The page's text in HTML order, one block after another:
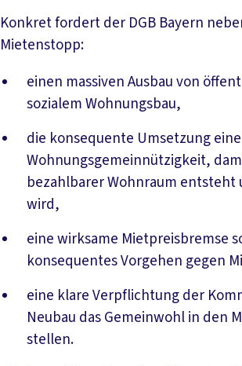
Konkret fordert der DGB Bayern
Mietenstopp:
einen massiven Ausbau von
sozialem Wohnungsbau,
die konsequente Umsetzung
Wohnungsgemeinnützigkeit,
bezahlbarer Wohnraum entsteht
wird,
eine wirksame Mietpreisbremse
konsequentes Vorgehen gegen
eine klare Verpflichtung der
Neubau das Gemeinwohl in den
stellen.